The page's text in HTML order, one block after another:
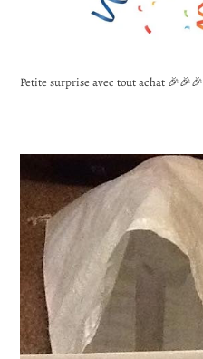
Petite surprise avec tout achat 🎉🎉🎉